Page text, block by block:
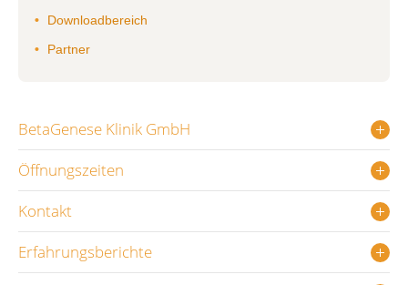
Downloadbereich
Partner
BetaGenese Klinik GmbH
Öffnungszeiten
Kontakt
Erfahrungsberichte